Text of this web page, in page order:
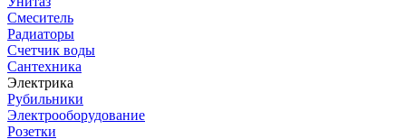
Смеситель
Радиаторы
Счетчик воды
Сантехника
Электрика
Рубильники
Электрооборудование
Розетки